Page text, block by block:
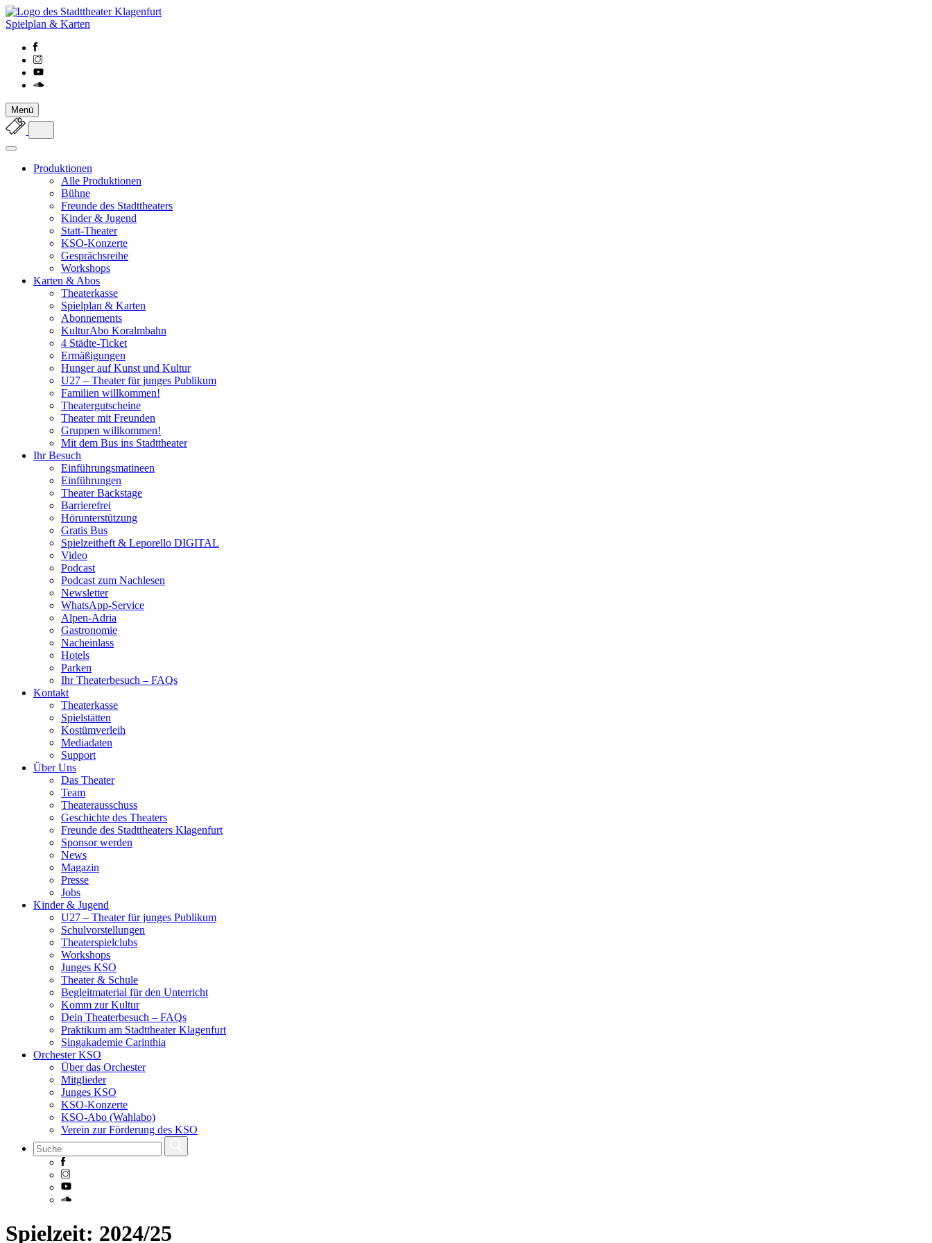
Spielplan & Karten
Menü
Produktionen
Alle Produktionen
Bühne
Freunde des Stadttheaters
Kinder & Jugend
Statt-Theater
KSO-Konzerte
Gesprächsreihe
Workshops
Karten & Abos
Theaterkasse
Spielplan & Karten
Abonnements
KulturAbo Koralmbahn
4 Städte-Ticket
Ermäßigungen
Hunger auf Kunst und Kultur
U27 – Theater für junges Publikum
Familien willkommen!
Theatergutscheine
Theater mit Freunden
Gruppen willkommen!
Mit dem Bus ins Stadttheater
Ihr Besuch
Einführungsmatineen
Einführungen
Theater Backstage
Barrierefrei
Hörunterstützung
Gratis Bus
Spielzeitheft & Leporello DIGITAL
Video
Podcast
Podcast zum Nachlesen
Newsletter
WhatsApp-Service
Alpen-Adria
Gastronomie
Nacheinlass
Hotels
Parken
Ihr Theaterbesuch – FAQs
Kontakt
Theaterkasse
Spielstätten
Kostümverleih
Mediadaten
Support
Über Uns
Das Theater
Team
Theaterausschuss
Geschichte des Theaters
Freunde des Stadttheaters Klagenfurt
Sponsor werden
News
Magazin
Presse
Jobs
Kinder & Jugend
U27 – Theater für junges Publikum
Schulvorstellungen
Theaterspielclubs
Workshops
Junges KSO
Theater & Schule
Begleitmaterial für den Unterricht
Komm zur Kultur
Dein Theaterbesuch – FAQs
Praktikum am Stadttheater Klagenfurt
Singakademie Carinthia
Orchester KSO
Über das Orchester
Mitglieder
Junges KSO
KSO-Konzerte
KSO-Abo (Wahlabo)
Verein zur Förderung des KSO
to
Spielzeit: 2024/25